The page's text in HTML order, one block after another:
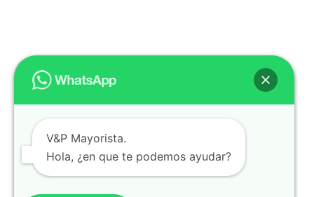
V&P Mayorista.
Hola, ¿en que te podemos ayudar?